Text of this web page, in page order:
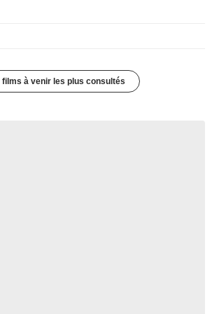
films à venir les plus consultés